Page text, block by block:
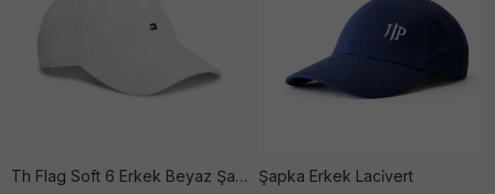
Th Flag Soft 6 Erkek Beyaz Şapka Şapka Erkek Laci̇vert